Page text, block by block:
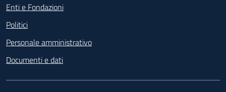
Enti e Fondazioni
Politici
Personale amministrativo
Documenti e dati